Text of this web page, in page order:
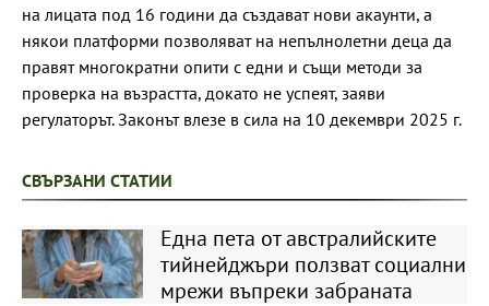
на лицата под 16 години да създават нови акаунти, а
някои платформи позволяват на непълнолетни деца да
правят многократни опити с едни и същи методи за
проверка на възрастта, докато не успеят, заяви
регулаторът. Законът влезе в сила на 10 декември 2025 г.
СВЪРЗАНИ СТАТИИ
Една пета от австралийските
тийнейджъри ползват социални
мрежи въпреки забраната